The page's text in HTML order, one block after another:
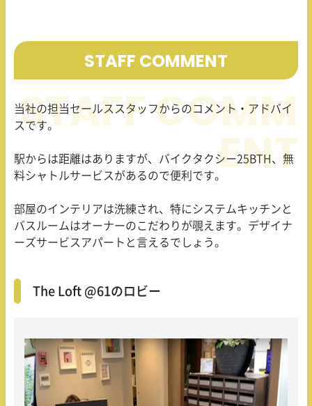
STAFF COMMENT
当社の担当セールススタッフからのコメント・アドバイ
スです。
駅からは距離はありますが、バイクタクシー25BTH、無
料シャトルサービスがあるので便利です。
部屋のインテリアは洗練され、特にシステムキッチンと
バスルームはオーナーのこだわりが覗えます。デザイナ
ーズサービスアパートと言えるでしょう。
The Loft @61のロビー